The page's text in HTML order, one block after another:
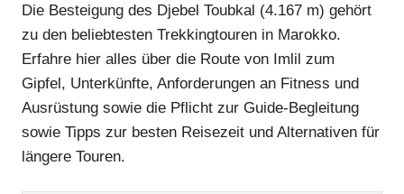
Die Besteigung des Djebel Toubkal (4.167 m) gehört
zu den beliebtesten Trekkingtouren in Marokko.
Erfahre hier alles über die Route von Imlil zum
Gipfel, Unterkünfte, Anforderungen an Fitness und
Ausrüstung sowie die Pflicht zur Guide-Begleitung
sowie Tipps zur besten Reisezeit und Alternativen für
längere Touren.